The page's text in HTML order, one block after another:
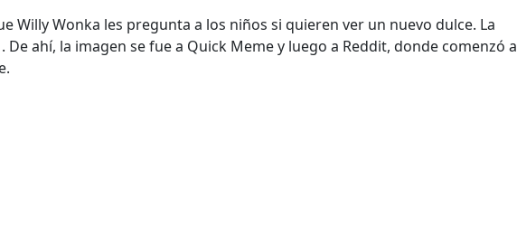
Willy Wonka les pregunta a los niños si quieren ver un nuevo dulce. La
De ahí, la imagen se fue a Quick Meme y luego a Reddit, donde comenzó a